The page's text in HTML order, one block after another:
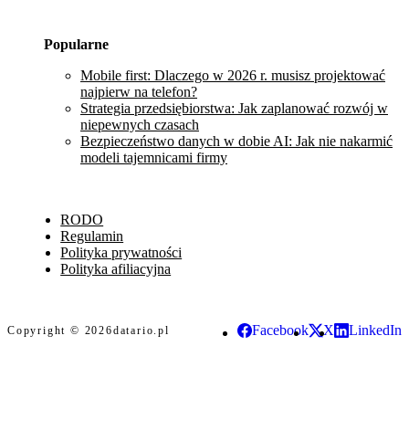
Popularne
Mobile first: Dlaczego w 2026 r. musisz projektować
najpierw na telefon?
Strategia przedsiębiorstwa: Jak zaplanować rozwój w
niepewnych czasach
Bezpieczeństwo danych w dobie AI: Jak nie nakarmić
modeli tajemnicami firmy
RODO
Regulamin
Polityka prywatności
Polityka afiliacyjna
Copyright © 2026datario.pl Facebook X LinkedIn